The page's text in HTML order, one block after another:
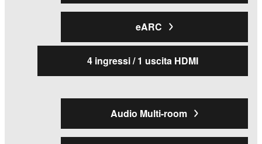
eARC
4 ingressi / 1 uscita HDMI
Audio Multi-room